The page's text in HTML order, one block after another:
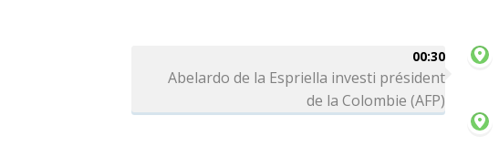
00:30
Abelardo de la Espriella investi président
de la Colombie (AFP)